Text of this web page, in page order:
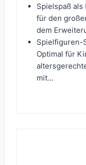
Spielspaß
für den
dem
Spielfiguren-
Optimal für
mit...